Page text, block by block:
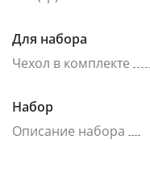
Для набора
Чехол в комплекте
Набор
Описание набора